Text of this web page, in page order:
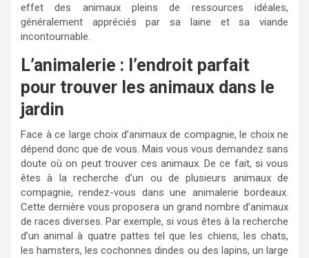
effet des animaux pleins de ressources idéales,
généralement appréciés par sa laine et sa viande
incontournable.
L’animalerie : l’endroit parfait
pour trouver les animaux dans le
jardin
Face à ce large choix d’animaux de compagnie, le choix ne
dépend donc que de vous. Mais vous vous demandez sans
doute où on peut trouver ces animaux. De ce fait, si vous
êtes à la recherche d’un ou de plusieurs animaux de
compagnie, rendez-vous dans une animalerie bordeaux.
Cette dernière vous proposera un grand nombre d’animaux
de races diverses. Par exemple, si vous êtes à la recherche
d’un animal à quatre pattes tel que les chiens, les chats,
les hamsters, les cochonnes dindes ou des lapins, un large